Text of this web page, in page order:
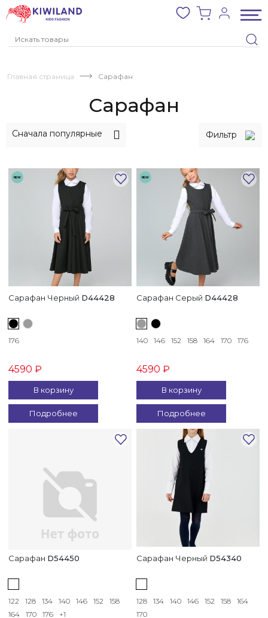
Главная страница Сарафан
Сарафан
КОЛЛЕКЦИИ
DUWALI
ДЕВОЧЕК
МАЛЬЧИКОВ
Женский
(2)
Новинка
(2)
Коллекция
Школа
Черный
Сначала популярные Фильтр
NEW
Сарафан Черный D44428
176
4590 ₽
В корзину
Подробнее
NEW
Сарафан Серый D44428
140 146 152 158 164 170 176
4590 ₽
В корзину
Подробнее
Сарафан D54450
122 128 134 140 146 152
158
164
170 176 +1
Сарафан Черный D54340
128 134 140 146 152 158
164
170